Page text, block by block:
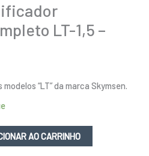
LT-1,5 –
“LT” da marca Skymsen.
AO CARRINHO